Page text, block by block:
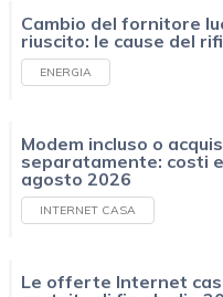
Cambio del fornitore
riuscito: le cause del
ENERGIA
Modem incluso o
separatamente: costi
agosto 2026
INTERNET CASA
Le offerte Internet